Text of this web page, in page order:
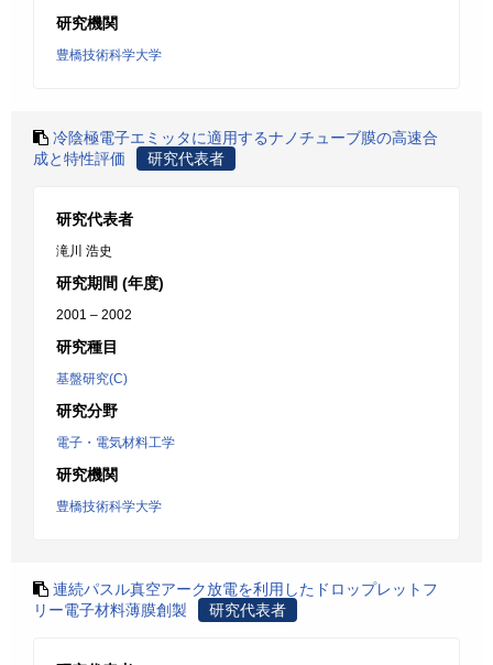
研究機関
豊橋技術科学大学
冷陰極電子エミッタに適用するナノチューブ膜の高速合
成と特性評価
研究代表者
研究代表者
滝川 浩史
研究期間 (年度)
2001 – 2002
研究種目
基盤研究(C)
研究分野
電子・電気材料工学
研究機関
豊橋技術科学大学
連続パスル真空アーク放電を利用したドロップレットフ
リー電子材料薄膜創製
研究代表者